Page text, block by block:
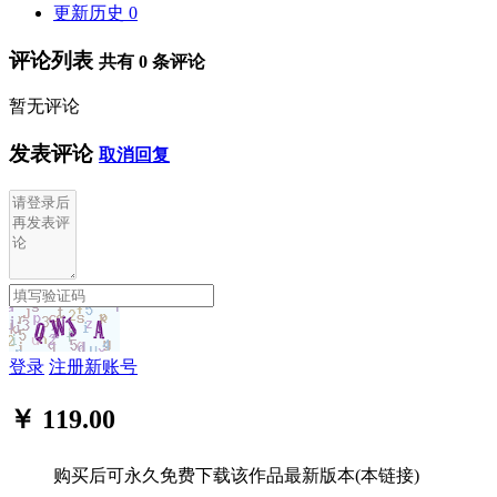
更新历史 0
评论列表 共有 0 条评论
暂无评论
发表评论 取消回复
登录 注册新账号
￥ 119.00
购买后可永久免费下载该作品最新版本(本链接)